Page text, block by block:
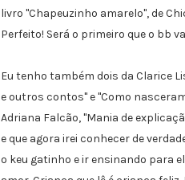
livro "Chapeuzinho amarelo", de
Perfeito! Será o primeiro que o bb
Eu tenho também dois da Clarice
e outros contos" e "Como
Adriana Falcão, "Mania de
e que agora irei conhecer de
o keu gatinho e ir ensinando para